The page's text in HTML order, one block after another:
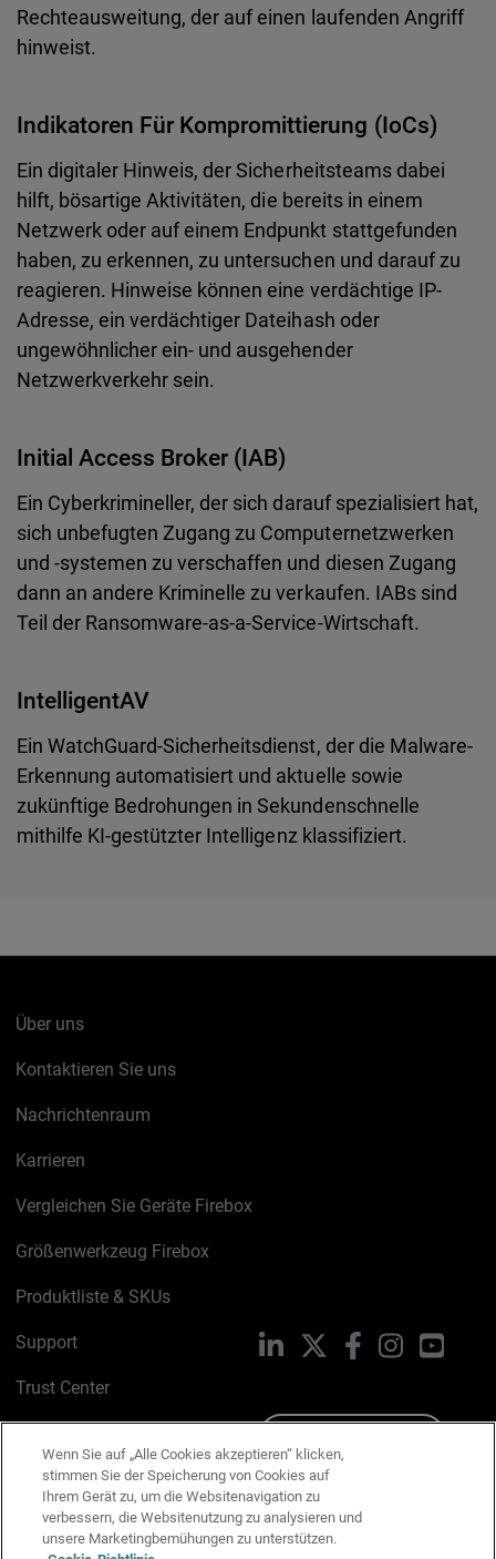
Rechteausweitung, der auf einen laufenden Angriff
hinweist.
Indikatoren Für Kompromittierung (IoCs)
Ein digitaler Hinweis, der Sicherheitsteams dabei
hilft, bösartige Aktivitäten, die bereits in einem
Netzwerk oder auf einem Endpunkt stattgefunden
haben, zu erkennen, zu untersuchen und darauf zu
reagieren. Hinweise können eine verdächtige IP-
Adresse, ein verdächtiger Dateihash oder
ungewöhnlicher ein- und ausgehender
Netzwerkverkehr sein.
Initial Access Broker (IAB)
Ein Cyberkrimineller, der sich darauf spezialisiert hat,
sich unbefugten Zugang zu Computernetzwerken
und -systemen zu verschaffen und diesen Zugang
dann an andere Kriminelle zu verkaufen. IABs sind
Teil der Ransomware-as-a-Service-Wirtschaft.
IntelligentAV
Ein WatchGuard-Sicherheitsdienst, der die Malware-
Erkennung automatisiert und aktuelle sowie
zukünftige Bedrohungen in Sekundenschnelle
mithilfe KI-gestützter Intelligenz klassifiziert.
Über uns
Kontaktieren Sie uns
Nachrichtenraum
Karrieren
Vergleichen Sie Geräte Firebox
Größenwerkzeug Firebox
Produktliste & SKUs
Support
Trust Center
Cookie-Richtlinie
Datenschutzrichtlinie
LinkedIn FacebookInstagram
Wenn Sie auf „Alle Cookies akzeptieren“ klicken,
stimmen Sie der Speicherung von Cookies auf
Ihrem Gerät zu, um die Websitenavigation zu
verbessern, die Websitenutzung zu analysieren und
unsere Marketingbemühungen zu unterstützen.